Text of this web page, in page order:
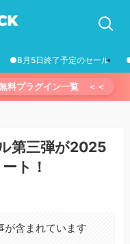
●8月5日終了予定のセール
料プラグイン一覧 ＜＜
第三弾が2025
ト！
が含まれています